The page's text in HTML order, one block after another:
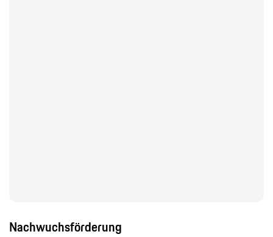
Nachwuchsförderung